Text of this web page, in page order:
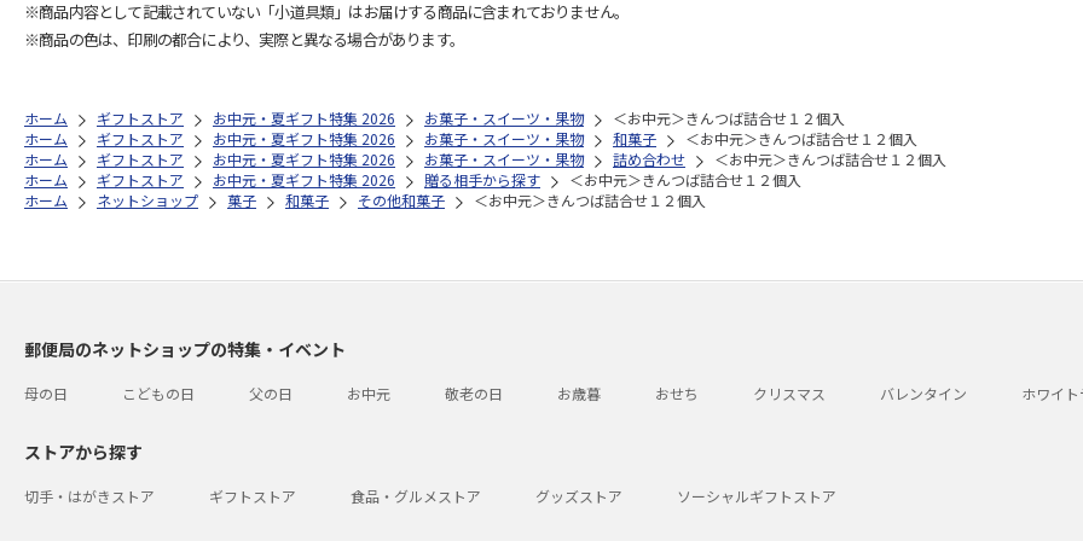
※商品内容として記載されていない「小道具類」はお届けする商品に含まれておりません。
※商品の色は、印刷の都合により、実際と異なる場合があります。
ホーム ギフトストア お中元・夏ギフト特集 2026 お菓子・スイーツ・果物
＜お中元＞きんつば詰合せ１２個入
ホーム
ギフトストア お中元・夏ギフト特集 2026 お菓子・スイーツ・果物 和菓子
＜お中元＞きんつば詰合せ１２個入
ホーム
ギフトストア お中元・夏ギフト特集 2026 お菓子・スイーツ・果物 詰め合わせ
＜お中元＞きんつば詰合せ１２個入
ホーム
ギフトストア お中元・夏ギフト特集 2026 贈る相手から探す
＜お中元＞きんつば詰合せ１２個入
ホーム
ネットショップ 菓子 和菓子 その他和菓子 ＜お中元＞きんつば詰合せ１２個入
郵便局のネットショップの特集・イベント
母の日 こどもの日 父の日 お中元 敬老の日 お歳暮 おせち クリスマス バレンタイン ホワイ
ストアから探す
切手・はがきストア ギフトストア 食品・グルメストア グッズストア ソーシャルギフトストア